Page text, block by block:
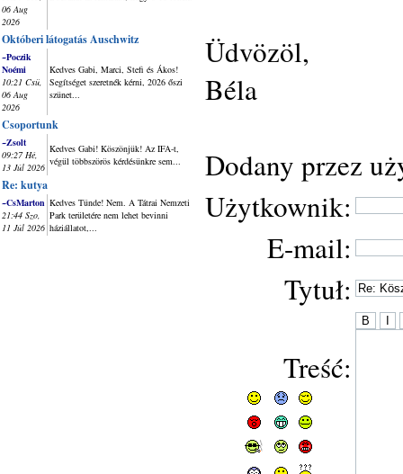
06 Aug
2026
Októberi látogatás Auschwitz
~Poczik
Noémi
10:21 Csü,
06 Aug
2026
Kedves Gabi, Marci, Stefi és Ákos!
Segítséget szeretnék kérni, 2026 őszi
szünet...
Csoportunk
~Zsolt
09:27 Hé,
13 Júl 2026
Kedves Gabi! Köszönjük! Az IFA-t,
végül többszörös kérdésünkre sem...
Re: kutya
~CsMarton
21:44 Szo,
11 Júl 2026
Kedves Tünde! Nem. A Tátrai Nemzeti
Park területére nem lehet bevinni
háziállatot,...
Üdvözöl,
Béla
Dodany przez
Użytkownik:
E-mail:
Tytuł:
Treść: